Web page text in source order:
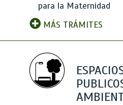
para la Maternidad
MÁS TRÁMITES